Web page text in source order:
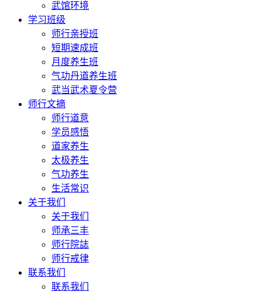
武馆环境
学习班级
师行亲授班
短期速成班
月度养生班
气功丹道养生班
武当武术夏令营
师行文摘
师行道意
学员感悟
道家养生
太极养生
气功养生
生活常识
关于我们
关于我们
师承三丰
师行院誌
师行戒律
联系我们
联系我们